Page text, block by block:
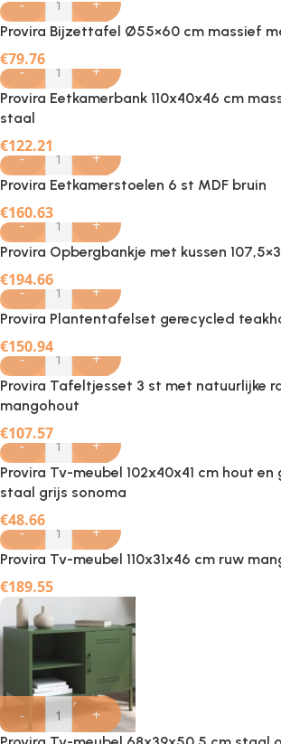
- +
Provira Bijzettafel Ø55×60 cm massief
€79.76
- +
Provira Eetkamerbank 110x40x46 cm
staal
€122.21
- +
Provira Eetkamerstoelen 6 st MDF bruin
€160.63
- +
Provira Opbergbankje met kussen
€194.66
- +
Provira Plantentafelset gerecycled
€150.94
- +
Provira Tafeltjesset 3 st met natuurlijke
mangohout
€107.57
- +
Provira Tv-meubel 102x40x41 cm hout
staal grijs sonoma
€48.66
- +
Provira Tv-meubel 110x31x46 cm ruw
€189.55
- +